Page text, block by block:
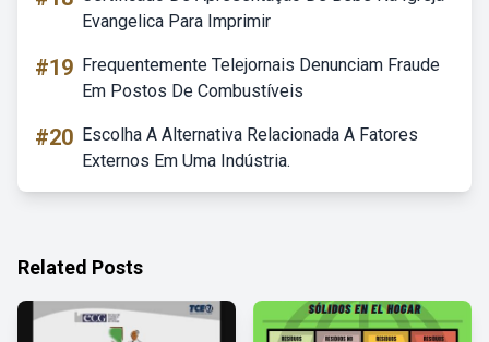
Evangelica Para Imprimir
#19 Frequentemente Telejornais Denunciam Fraude
Em Postos De Combustíveis
#20 Escolha A Alternativa Relacionada A Fatores
Externos Em Uma Indústria.
Related Posts